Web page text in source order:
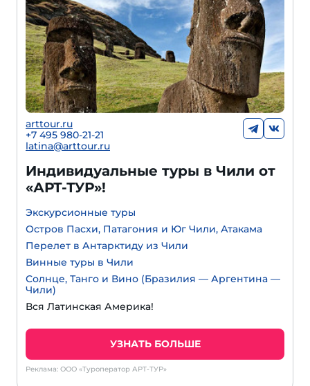
arttour.ru
+7 495 980-21-21
latina@arttour.ru
Индивидуальные туры в Чили от
«АРТ-ТУР»!
Экскурсионные туры
Остров Пасхи, Патагония и Юг Чили, Атакама
Перелет в Антарктиду из Чили
Винные туры в Чили
Солнце, Танго и Вино (Бразилия — Аргентина —
Чили)
Вся Латинская Америка!
УЗНАТЬ БОЛЬШЕ
Реклама: ООО «Туроператор АРТ-ТУР»